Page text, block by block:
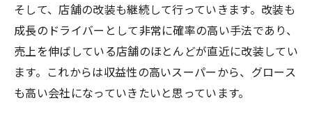
そして、店舗の改装も継続して行っていきます。改装も
成長のドライバーとして非常に確率の高い手法であり、
売上を伸ばしている店舗のほとんどが直近に改装してい
ます。これからは収益性の高いスーパーから、グロース
も高い会社になっていきたいと思っています。